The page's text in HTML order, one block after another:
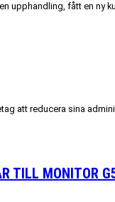
upphandling, fått en ny
att reducera sina
TILL MONITOR